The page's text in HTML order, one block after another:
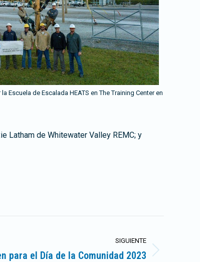
de Escalada HEATS en The Training Center en
Latham de Whitewater Valley REMC; y
SIGUIENTE
para el Día de la Comunidad 2023